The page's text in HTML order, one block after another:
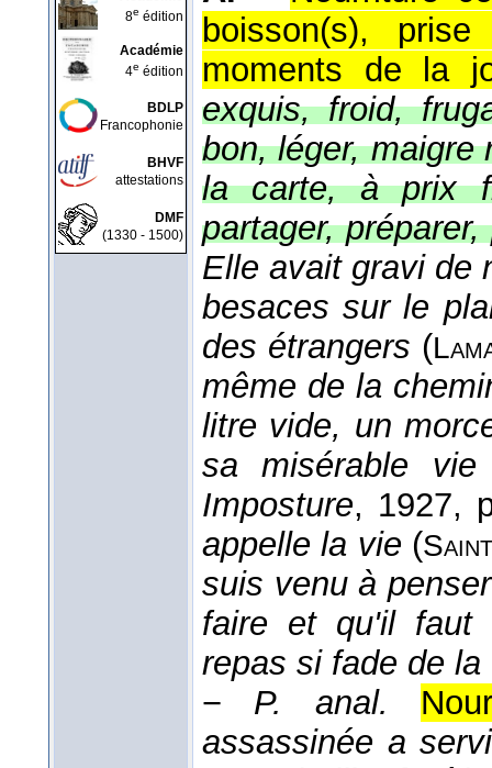
8e édition
Académie
4e édition
BDLP
Francophonie
BHVF
attestations
DMF
(1330 - 1500)
boisson(s),
moments de la
exquis, froid,
bon, léger, maigre
la carte, à prix
partager,
Elle avait gravi de
besaces sur le
des étrangers (
même de la
litre vide, un
sa misérable
Imposture, 1927,
appelle la vie (
suis venu à
faire et qu'il faut
repas si fade de la
− P. anal.
assassinée a